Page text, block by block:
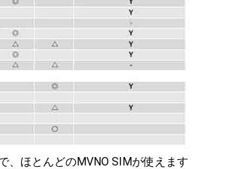
ほとんどのMVNO SIMが使えます